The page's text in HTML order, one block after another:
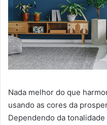
Nada melhor do que
usando as cores da
Dependendo da